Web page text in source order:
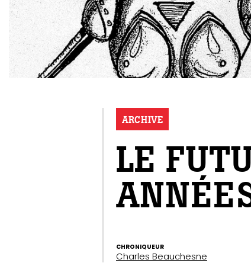
ARCHIVE
LE
CHRONIQUEUR
Charles Beauchesne